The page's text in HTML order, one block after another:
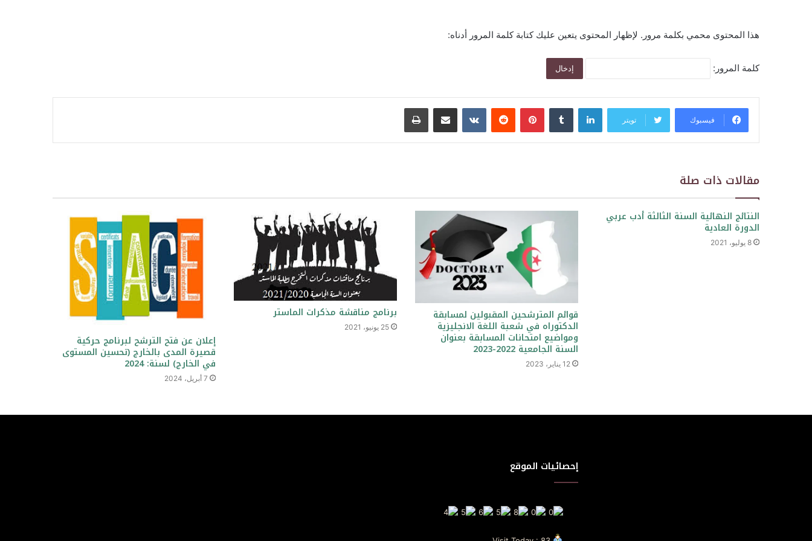
هذا المحتوى محمي بكلمة مرور. لإظهار المحتوى يتعين عليك كتابة كلمة المرور أدناه:
كلمة المرور:
فيسبوك تويتر
لينكدإن بينتيريست مشاركة عبر البريد طباعة
مقالات ذات صلة
النتائج النهائية السنة الثالثة أدب عربي
الدورة العادية
8 يوليو، 2021
قوائم المترشحين المقبولين لمسابقة
الدكتوراه في شعبة اللغة الانجليزية
ومواضيع امتحانات المسابقة بعنوان
السنة الجامعية 2022-2023
12 يناير، 2023
برنامج مناقشة مذكرات الماستر
25 يونيو، 2021
إعلان عن فتح الترشح لبرنامج حركية
قصيرة المدى بالخارج (تحسين المستوى
في الخارج) لسنة: 2024
7 أبريل، 2024
إحصائيات الموقع